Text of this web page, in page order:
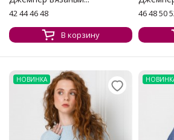
42 44 46 48
В корзину
46 48 50
НОВИНКА